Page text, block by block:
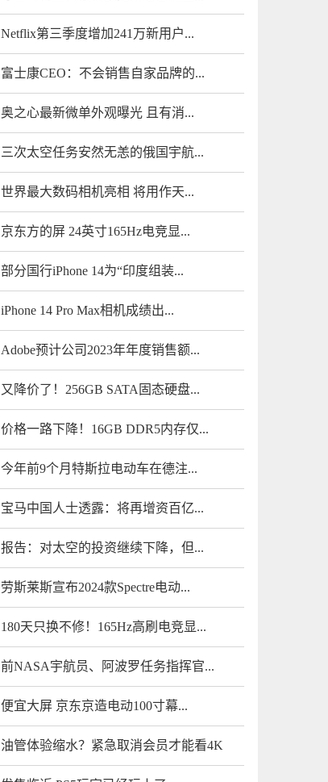
Netflix第三季度增加241万新用户...
富士康CEO：不会销售自家品牌的...
奥之心最新微单外观曝光 且有消...
三次太空任务安然无恙的俄国宇航...
世界最大数码相机亮相 将用作天...
京东方的屏 24英寸165Hz电竞显...
部分国行iPhone 14为“印度组装...
iPhone 14 Pro Max相机成绩出...
Adobe预计公司2023年年度销售额...
又降价了！256GB SATA固态硬盘...
价格一路下降！16GB DDR5内存仅...
今年前9个月特斯拉电动车在德注...
宝马中国人士透露：将再增资百亿...
报告：对太空的投资继续下降，但...
劳斯莱斯宣布2024款Spectre电动...
180天只换不修！165Hz高刷电竞显...
前NASA宇航员、阿波罗任务指挥官...
便宜大屏 京东京造电动100寸幕...
油管体验缩水？紧急取消会员才能看4K